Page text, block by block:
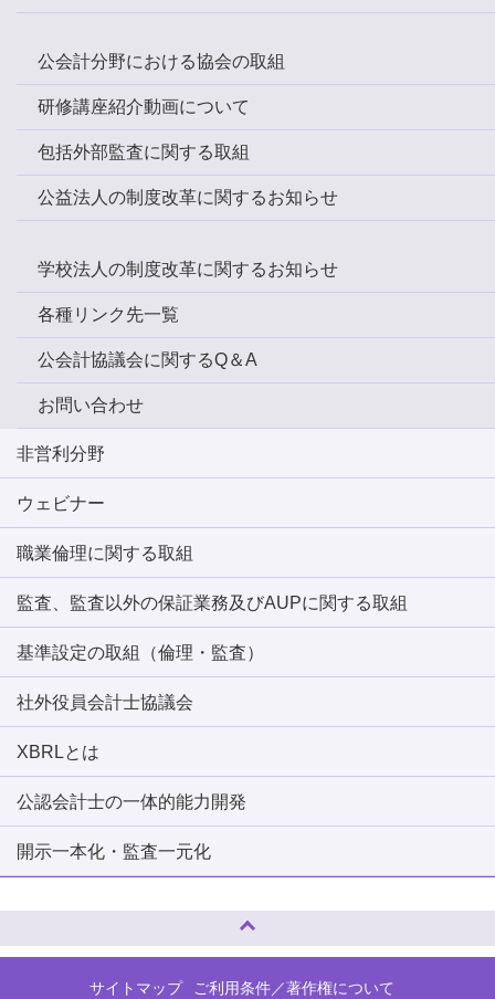
公会計分野における協会の取組
研修講座紹介動画について
包括外部監査に関する取組
公益法人の制度改革に関するお知らせ
学校法人の制度改革に関するお知らせ
各種リンク先一覧
公会計協議会に関するQ＆A
お問い合わせ
非営利分野
ウェビナー
職業倫理に関する取組
監査、監査以外の保証業務及びAUPに関する取組
基準設定の取組（倫理・監査）
社外役員会計士協議会
XBRLとは
公認会計士の一体的能力開発
開示一本化・監査一元化
サイトマップ ご利用条件／著作権について